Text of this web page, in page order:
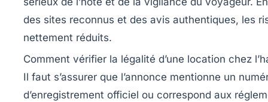
des sites reconnus et des avis authentiques, les
nettement réduits.
Comment vérifier la légalité d’une location chez
Il faut s’assurer que l’annonce mentionne un
d’enregistrement officiel ou correspond aux